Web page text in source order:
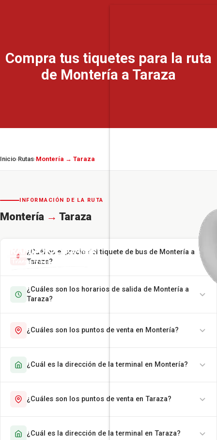
Compra tus tiquetes para la ruta
de Montería a Taraza
Inicio›Rutas›Montería → Taraza
INFORMACIÓN DE LA RUTA
Montería → Taraza
¿Cuál es el precio del tiquete de bus de Montería a
Taraza?
¿Cuáles son los horarios de salida de Montería a
Taraza?
¿Cuáles son los puntos de venta en Montería?
¿Cuál es la dirección de la terminal en Montería?
¿Cuáles son los puntos de venta en Taraza?
¿Cuál es la dirección de la terminal en Taraza?